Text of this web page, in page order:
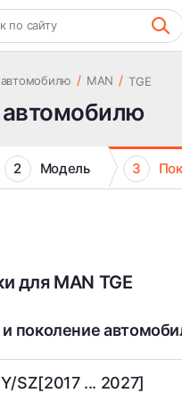
Шиномонтаж
по сайту
/ MAN / TGE
2 Модель 3
для MAN TGE
поколение
SZ[2017 ... 2027]